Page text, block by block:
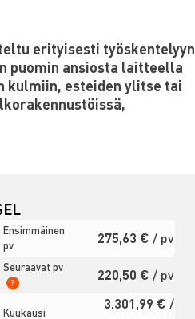
erityisesti työskentelyyn
puomin ansiosta laitteella
kulmiin, esteiden ylitse tai
Ensimmäinen
pv
275,63 € / pv
Seuraavat pv
? 220,50 € / pv
Kuukausi
3.301,99 € /